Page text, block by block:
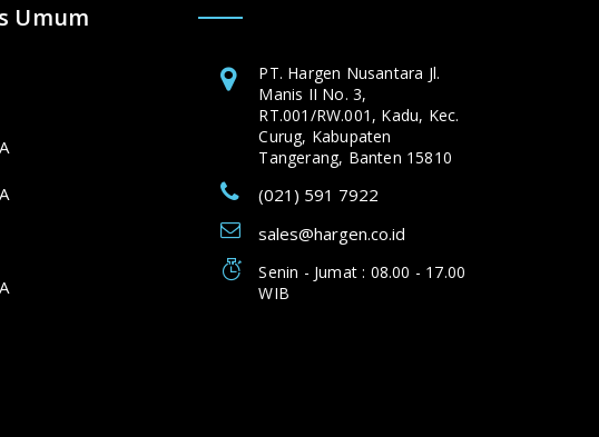
Umum
PT. Hargen Nusantara Jl.
Manis II No. 3,
RT.001/RW.001, Kadu, Kec.
Curug, Kabupaten
Tangerang, Banten 15810
(021) 591 7922
sales@hargen.co.id
Senin - Jumat : 08.00 - 17.00
WIB